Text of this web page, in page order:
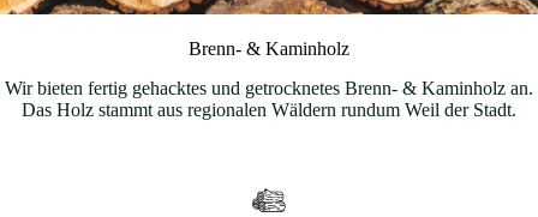
Brenn- & Kaminholz
Wir bieten fertig gehacktes und getrocknetes Brenn- & Kaminholz an.
Das Holz stammt aus regionalen Wäldern rundum Weil der Stadt.